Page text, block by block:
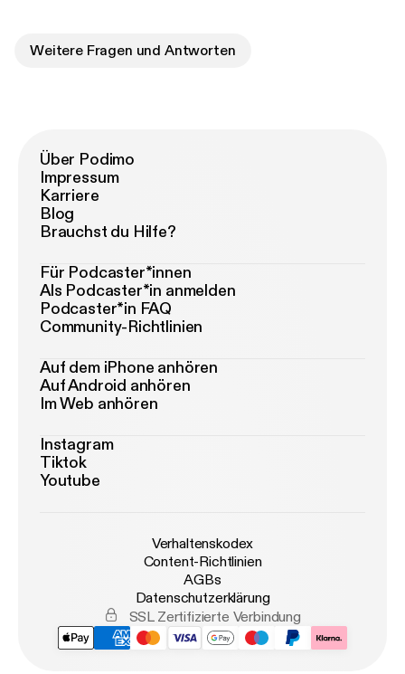
Weitere Fragen und Antworten
Über Podimo
Impressum
Karriere
Blog
Brauchst du Hilfe?
Für Podcaster*innen
Als Podcaster*in anmelden
Podcaster*in FAQ
Community-Richtlinien
Auf dem iPhone anhören
Auf Android anhören
Im Web anhören
Instagram
Tiktok
Youtube
Verhaltenskodex
Content-Richtlinien
AGBs
Datenschutzerklärung
SSL Zertifizierte Verbindung